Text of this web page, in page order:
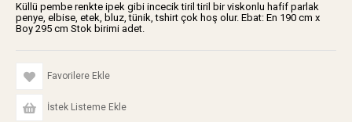
Küllü pembe renkte ipek gibi incecik tiril tiril bir viskonlu hafif parlak
penye, elbise, etek, bluz, tünik, tshirt çok hoş olur. Ebat: En 190 cm x
Boy 295 cm Stok birimi adet.
Favorilere Ekle
İstek Listeme Ekle